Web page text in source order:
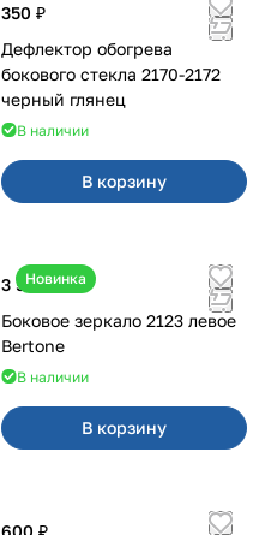
350 ₽
Дефлектор обогрева
бокового стекла 2170-2172
черный глянец
В наличии
В корзину
Новинка
3 500 ₽
Боковое зеркало 2123 левое
Bertone
В наличии
В корзину
600 ₽